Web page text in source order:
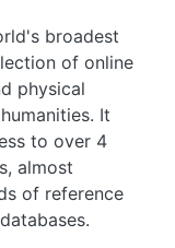
broadest
of online
physical
It
to over 4
almost
of reference